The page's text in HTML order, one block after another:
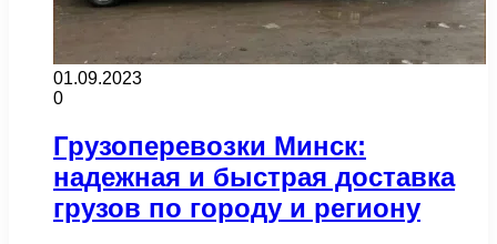
01.09.2023
0
Грузоперевозки Минск:
надежная и быстрая доставка
грузов по городу и региону